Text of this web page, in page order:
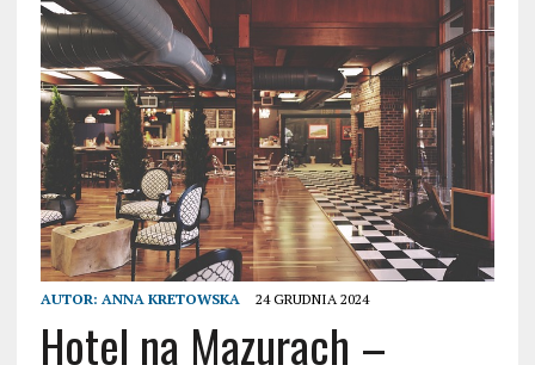
AUTOR: ANNA KRETOWSKA 24 GRUDNIA 2024
Hotel na Mazurach –